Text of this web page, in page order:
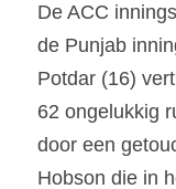
De ACC
de Punjab
Potdar (16)
62 ongelukkig
door een
Hobson die in